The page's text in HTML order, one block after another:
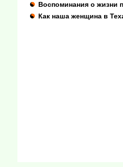
Воспоминания о жизни
Как наша женщина в